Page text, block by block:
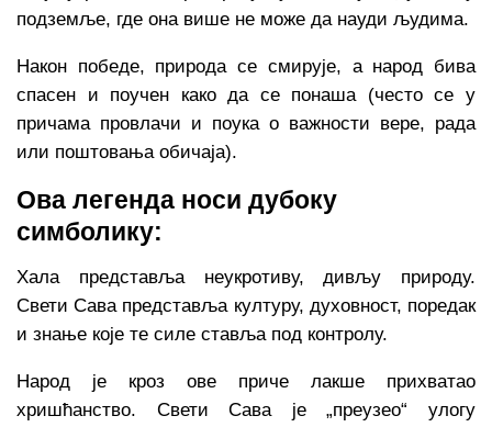
подземље, где она више не може да науди људима.
Након победе, природа се смирује, а народ бива
спасен и поучен како да се понаша (често се у
причама провлачи и поука о важности вере, рада
или поштовања обичаја).
Ова легенда носи дубоку
симболику:
Хала представља неукротиву, дивљу природу.
Свети Сава представља културу, духовност, поредак
и знање које те силе ставља под контролу.
Народ је кроз ове приче лакше прихватао
хришћанство. Свети Сава је „преузео“ улогу